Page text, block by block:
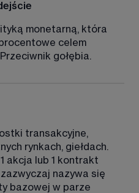
monetarną, która
celem
gołębia.
transakcyjne,
rynkach, giełdach.
akcja lub 1 kontrakt
nazywa się
bazowej w parze